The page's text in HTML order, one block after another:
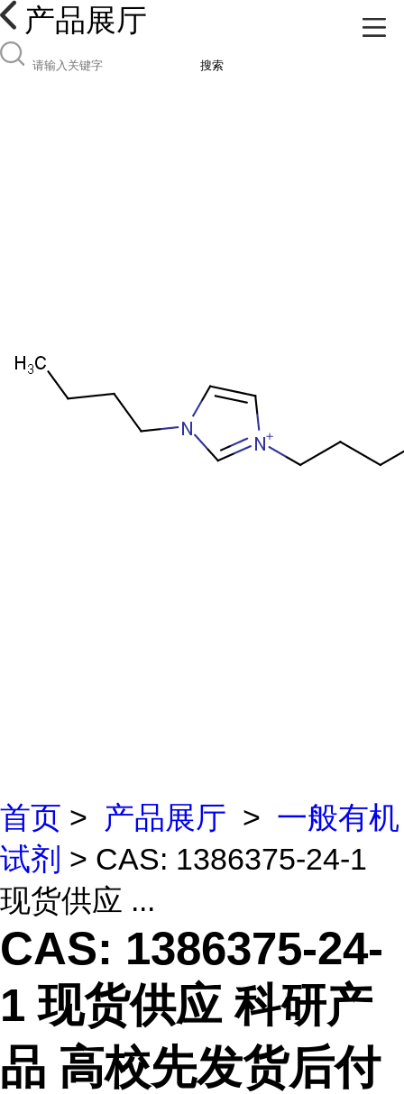
产品展厅
搜索
首页 > 产品展厅 > 一般有机
试剂 > CAS: 1386375-24-1
现货供应 ...
CAS: 1386375-24-
1 现货供应 科研产
品 高校先发货后付